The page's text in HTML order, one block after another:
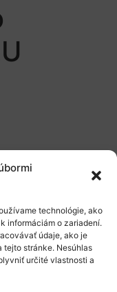
technológie, ako
informáciám o zariadení.
údaje, ako je
tejto stránke. Nesúhlas
určité vlastnosti a